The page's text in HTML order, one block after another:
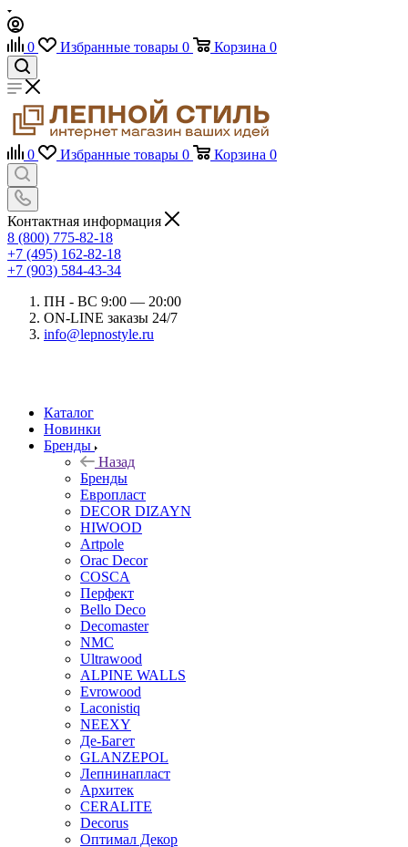
0 Избранные товары 0 Корзина 0
0 Избранные товары 0 Корзина 0
Контактная информация
8 (800) 775-82-18
+7 (495) 162-82-18
+7 (903) 584-43-34
ПН - ВС 9:00 — 20:00
ON-LINE заказы 24/7
info@lepnostyle.ru
Каталог
Новинки
Бренды
Назад
Бренды
Европласт
DECOR DIZAYN
HIWOOD
Artpole
Orac Decor
COSCA
Перфект
Bello Deco
Decomaster
NMС
Ultrawood
ALPINE WALLS
Evrowood
Laconistiq
NEEXY
Де-Багет
GLANZEPOL
Лепнинапласт
Архитек
CERALITE
Decorus
Оптимал Декор